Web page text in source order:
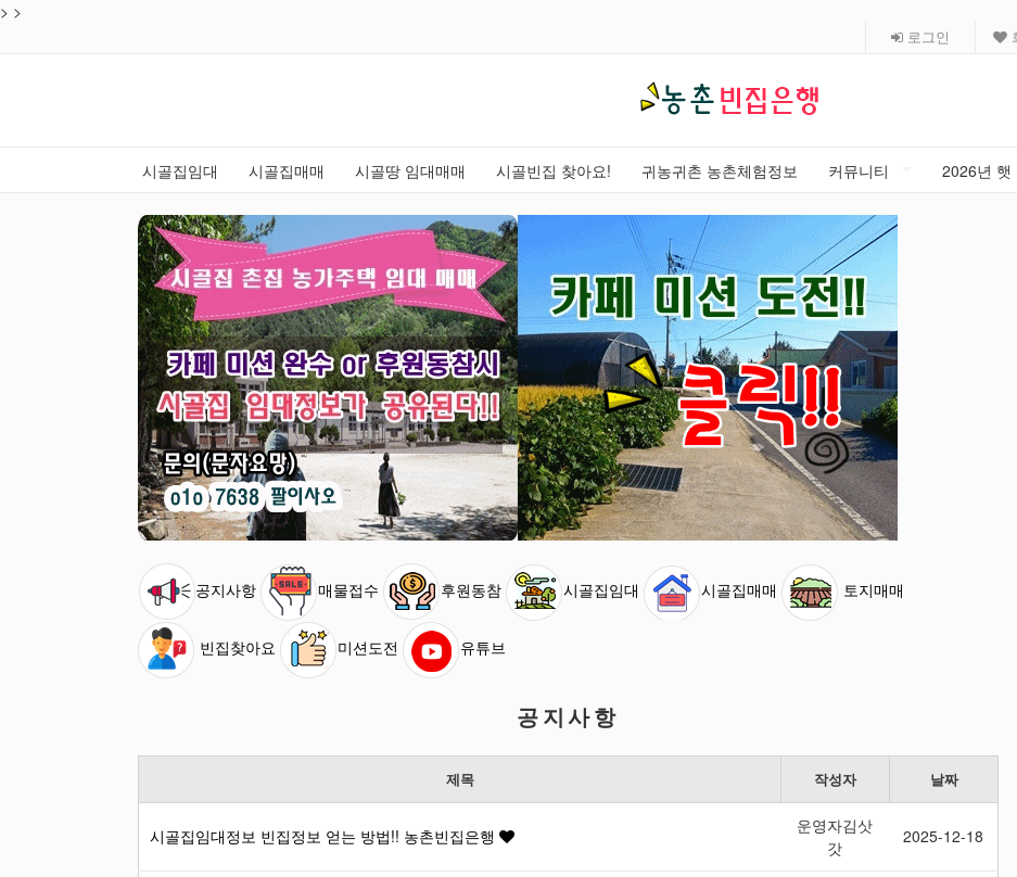
> >
로그인
시골집임대 시골집매매 시골땅 임대매매 시골빈집 찾아요! 귀농귀촌 농촌체험정보 커뮤니티 2026년 햇
공지사항 매물접수 후원동참 시골집임대 시골집매매 토지매매
빈집찾아요 미션도전 유튜브
공지사항
제목 작성자 날짜
시골집임대정보 빈집정보 얻는 방법!! 농촌빈집은행
운영자김삿
갓
2025-12-18